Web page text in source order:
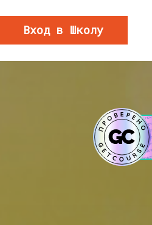
Вход в Школу